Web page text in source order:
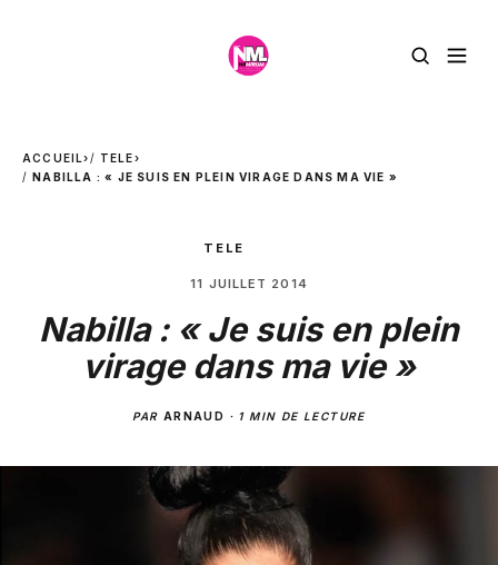
ACCUEIL› TELE›
NABILLA : « JE SUIS EN PLEIN VIRAGE DANS MA VIE »
TELE
11 JUILLET 2014
Nabilla : « Je suis en plein
virage dans ma vie »
PAR ARNAUD · 1 MIN DE LECTURE